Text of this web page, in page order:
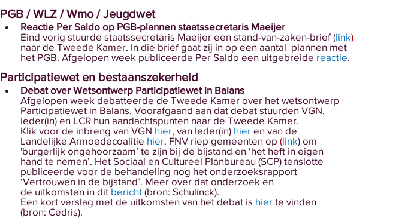
PGB / WLZ / Wmo / Jeugdwet
Reactie Per Saldo op PGB-plannen staatssecretaris Maeijer
Eind vorig stuurde staatssecretaris Maeijer een stand-van-zaken-brief (link)
naar de Tweede Kamer. In die brief gaat zij in op een aantal  plannen met
het PGB. Afgelopen week publiceerde Per Saldo een uitgebreide reactie.
Participatiewet en bestaanszekerheid
Debat over Wetsontwerp Participatiewet in Balans
Afgelopen week debatteerde de Tweede Kamer over het wetsontwerp
Participatiewet in Balans. Voorafgaand aan dat debat stuurden VGN,
Ieder(in) en LCR hun aandachtspunten naar de Tweede Kamer.
Klik voor de inbreng van VGN hier, van Ieder(in) hier en van de
Landelijke Armoedecoalitie hier. FNV riep gemeenten op (link) om
'burgerlijk ongehoorzaam’ te zijn bij de bijstand en ‘het heft in eigen
hand te nemen’. Het Sociaal en Cultureel Planbureau (SCP) tenslotte
publiceerde voor de behandeling nog het onderzoeksrapport
‘Vertrouwen in de bijstand’. Meer over dat onderzoek en
de uitkomsten in dit bericht (bron: Schulinck).
Een kort verslag met de uitkomsten van het debat is hier te vinden
(bron: Cedris).